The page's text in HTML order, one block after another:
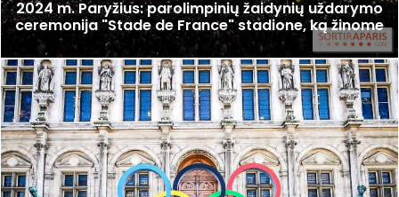
2024 m. Paryžius: parolimpinių žaidynių uždarymo
ceremonija "Stade de France" stadione, ką žinome